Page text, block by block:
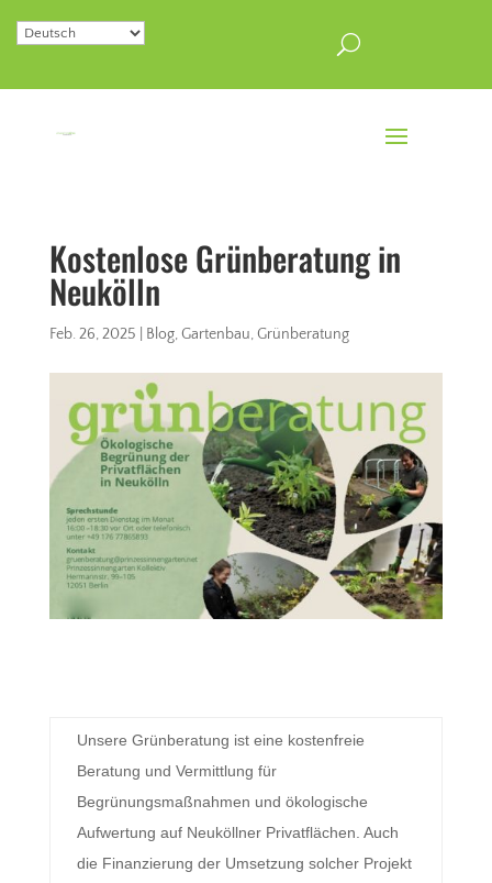
Kostenlose Grünberatung in
Neukölln
Feb. 26, 2025 Blog,Gartenbau,Grünberatung
Unsere Grünberatung ist eine kostenfreie
Beratung und Vermittlung für
Begrünungsmaßnahmen und ökologische
Aufwertung auf Neuköllner Privatflächen. Auch
die Finanzierung der Umsetzung solcher Projekt